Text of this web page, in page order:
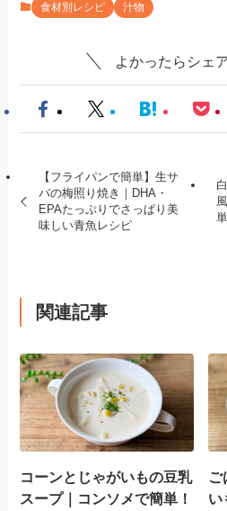
食材別レシピ 汁物
よかったらシェ
【フライパンで簡単】生サ
バの梅照り焼き｜DHA・
EPAたっぷりでさっぱり美
味しい青魚レシピ
関連記事
コーンとじゃがいもの豆乳
スープ｜コンソメで簡単！
ご
い